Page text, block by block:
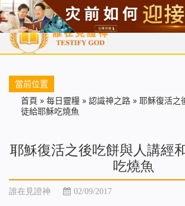
首頁 每日靈糧 天國福音 基督徒見證
當前位置
首頁 » 每日靈糧 » 認識神之路 » 耶穌復活之
徒給耶穌吃燒魚
耶穌復活之後吃餅與人講經
吃燒魚
誰在見證神 02/09/2017